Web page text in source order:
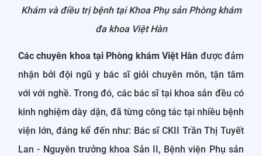
Khám và điều trị bệnh tại Khoa Phụ sản Phòng khám
đa khoa Việt Hàn
Các chuyên khoa tại Phòng khám Việt Hàn được đảm
nhận bởi đội ngũ y bác sĩ giỏi chuyên môn, tận tâm
với với nghề. Trong đó, các bác sĩ tại khoa sản đều có
kinh nghiệm dày dặn, đã từng công tác tại nhiều bệnh
viện lớn, đáng kể đến như: Bác sĩ CKII Trần Thị Tuyết
Lan - Nguyên trưởng khoa Sản II, Bệnh viện Phụ sản